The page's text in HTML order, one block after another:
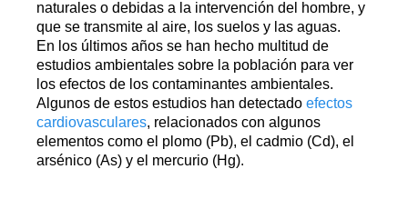
naturales o debidas a la intervención del hombre, y
que se transmite al aire, los suelos y las aguas.
En los últimos años se han hecho multitud de
estudios ambientales sobre la población para ver
los efectos de los contaminantes ambientales.
Algunos de estos estudios han detectado efectos
cardiovasculares, relacionados con algunos
elementos como el plomo (Pb), el cadmio (Cd), el
arsénico (As) y el mercurio (Hg).